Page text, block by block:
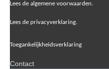
Lees de algemene voorwaarden.
Lees de privacyverklaring.
Toegankelijkheidsverklaring
Contact